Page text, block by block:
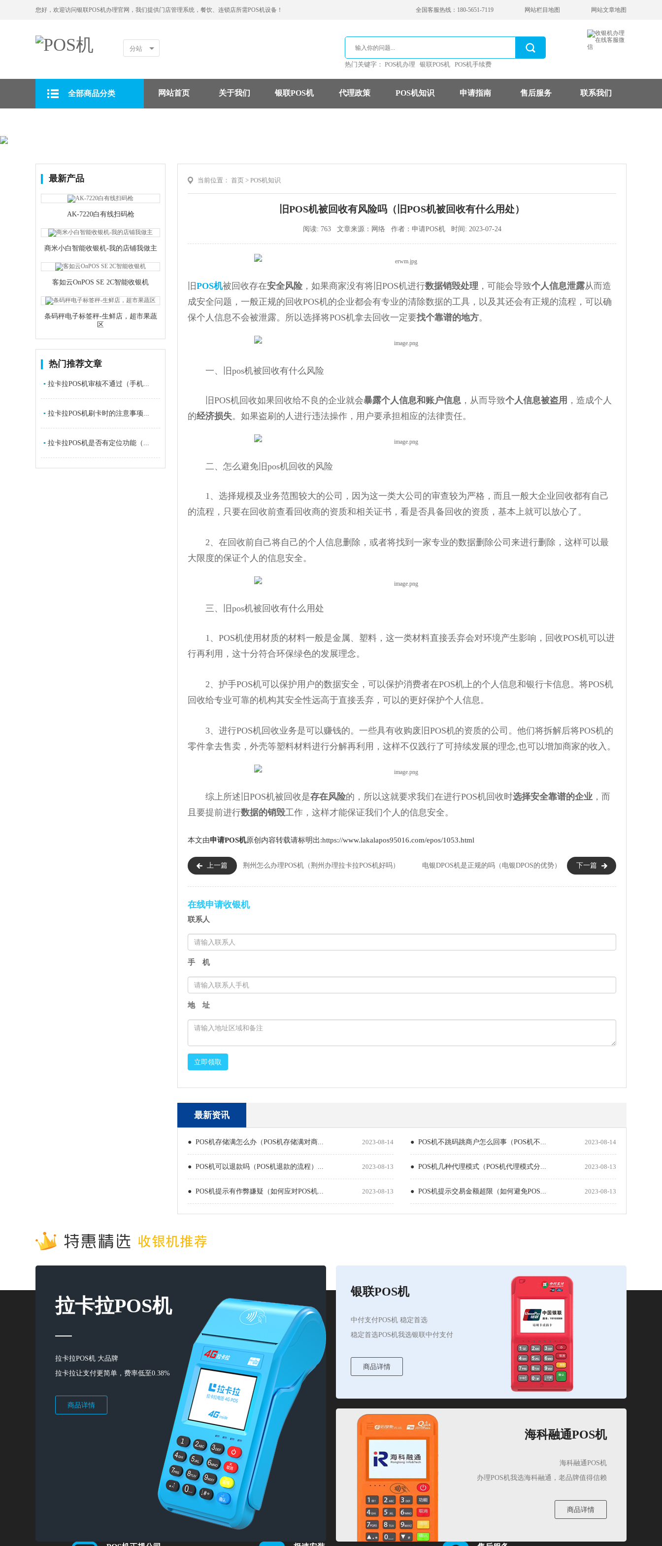
您好，欢迎访问银联POS机办理官网，我们提供门店管理系统，餐饮、连锁店所需POS机设备！ 全国客服热线：180-5651-7119 网站栏目地图 网站文章地图
分站
热门关键字： POS机办理 银联POS机 POS机手续费
全部商品分类 网站首页 关于我们 银联POS机 代理政策 POS机知识 申请指南 售后服务 联系我们
最新产品
AK-7220白有线扫码枪
商米小白智能收银机-我的店铺我做主
客如云OnPOS SE 2C智能收银机
条码秤电子标签秤-生鲜店，超市果蔬
区
热门推荐文章
▪ 拉卡拉POS机审核不通过（手机...
▪ 拉卡拉POS机刷卡时的注意事项...
▪ 拉卡拉POS机是否有定位功能（...
当前位置： 首页 > POS机知识
旧POS机被回收有风险吗（旧POS机被回收有什么用处）
阅读: 763 文章来源：网络 作者：申请POS机 时间: 2023-07-24
旧POS机被回收存在安全风险，如果商家没有将旧POS机进行数据销毁处理 ，可能会导致个人信息泄露从而造
成安全问题，一般正规的回收POS机的企业都会有专业的清除数据的工具，以及其还会有正规的流程，可以确
保个人信息不会被泄露。所以选择将POS机拿去回收一定要找个靠谱的地方。
一、旧pos机被回收有什么风险
旧POS机回收如果回收给不良的企业就会暴露个人信息和账户信息 ，从而导致个人信息被盗用 ，造成个人
的经济损失。如果盗刷的人进行违法操作，用户要承担相应的法律责任。
二、怎么避免旧pos机回收的风险
1、选择规模及业务范围较大的公司，因为这一类大公司的审查较为严格，而且一般大企业回收都有自己
的流程，只要在回收前查看回收商的资质和相关证书，看是否具备回收的资质，基本上就可以放心了。
2、在回收前自己将自己的个人信息删除，或者将找到一家专业的数据删除公司来进行删除，这样可以最
大限度的保证个人的信息安全。
三、旧pos机被回收有什么用处
1、POS机使用材质的材料一般是金属、塑料，这一类材料直接丢弃会对环境产生影响，回收POS机可以进
行再利用，这十分符合环保绿色的发展理念。
2、护手POS机可以保护用户的数据安全，可以保护消费者在POS机上的个人信息和银行卡信息。将POS机
回收给专业可靠的机构其安全性远高于直接丢弃，可以的更好保护个人信息。
3、进行POS机回收业务是可以赚钱的。一些具有收购废旧POS机的资质的公司。他们将拆解后将POS机的
零件拿去售卖，外壳等塑料材料进行分解再利用，这样不仅践行了可持续发展的理念,也可以增加商家的收入。
综上所述旧POS机被回收是存在风险的，所以这就要求我们在进行POS机回收时选择安全靠谱的企业 ，而
且要提前进行数据的销毁工作，这样才能保证我们个人的信息安全。
本文由申请POS机原创内容转载请标明出:https://www.lakalapos95016.com/epos/1053.html
上一篇 荆州怎么办理POS机（荆州办理拉卡拉POS机好吗） 下一篇
电银DPOS机是正规的吗（电银DPOS的优势）
在线申请收银机
联系人
手 机
地 址
立即领取
最新资讯
● POS机存储满怎么办（POS机存储满对商... 2023-08-14 ● POS机不跳码跳商户怎么回事（POS机不... 2023-08-14
● POS机可以退款吗（POS机退款的流程）... 2023-08-13 ● POS机几种代理模式（POS机代理模式分... 2023-08-13
● POS机提示有作弊嫌疑（如何应对POS机... 2023-08-13 ● POS机提示交易金额超限（如何避免POS... 2023-08-13
拉卡拉POS机
拉卡拉POS机 大品牌
拉卡拉让支付更简单，费率低至0.38%
商品详情
银联POS机
中付支付POS机 稳定首选
稳定首选POS机我选银联中付支付
商品详情
海科融通POS机
海科融通POS机
办理POS机我选海科融通，老品牌值得信赖
商品详情